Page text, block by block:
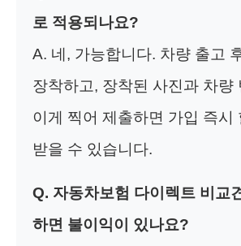
로 적용되나요?
A. 네, 가능합니다. 차량 출고
장착하고, 장착된 사진과 차량
이게 찍어 제출하면 가입 즉시
받을 수 있습니다.
Q. 자동차보험 다이렉트 비교
하면 불이익이 있나요?